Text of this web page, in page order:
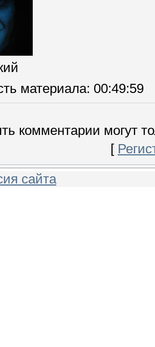
материала: 00:49:59
комментарии могут
[
сайта